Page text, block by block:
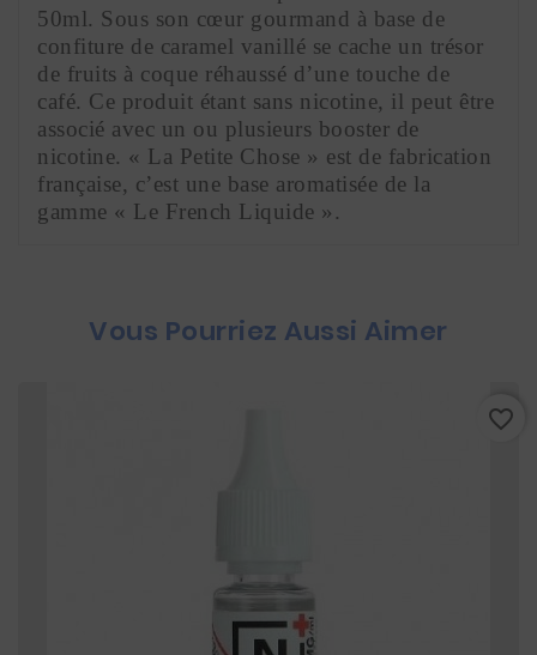
50ml. Sous son cœur gourmand à base de
confiture de caramel vanillé se cache un trésor
de fruits à coque réhaussé d’une touche de
café. Ce produit étant sans nicotine, il peut être
associé avec un ou plusieurs booster de
nicotine. « La Petite Chose » est de fabrication
française, c’est une base aromatisée de la
gamme « Le French Liquide ».
Vous Pourriez Aussi Aimer
favorite_border